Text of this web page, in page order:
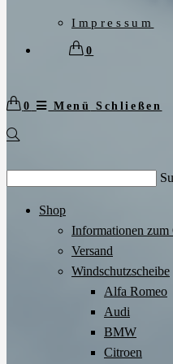
Impressum
0
0 Menü Schließen
websiteShop
Informationen zum
Versand
Windschutzscheibe
Alfa Romeo
Audi
BMW
Citroen